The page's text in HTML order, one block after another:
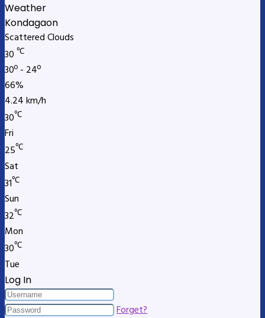
Weather
Kondagaon
Scattered Clouds
30 ℃
30º - 24º
66%
4.24 km/h
30℃
Fri
25℃
Sat
31℃
Sun
32℃
Mon
30℃
Tue
Log In
Forget?